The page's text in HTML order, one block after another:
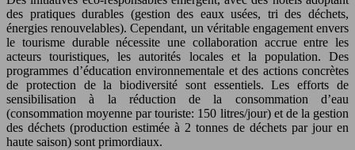
des pratiques durables (gestion des eaux usées, tri des déchets,
énergies renouvelables). Cependant, un véritable engagement envers
le tourisme durable nécessite une collaboration accrue entre les
acteurs touristiques, les autorités locales et la population. Des
programmes d’éducation environnementale et des actions concrètes
de protection de la biodiversité sont essentiels. Les efforts de
sensibilisation à la réduction de la consommation d’eau
(consommation moyenne par touriste: 150 litres/jour) et de la gestion
des déchets (production estimée à 2 tonnes de déchets par jour en
haute saison) sont primordiaux.